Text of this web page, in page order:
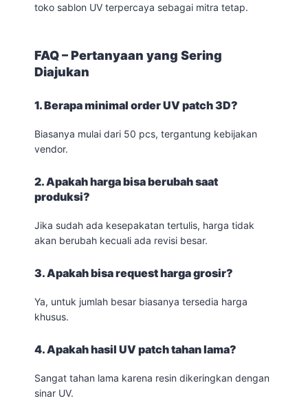
toko sablon UV terpercaya sebagai mitra tetap.
FAQ – Pertanyaan yang Sering
Diajukan
1. Berapa minimal order UV patch 3D?
Biasanya mulai dari 50 pcs, tergantung kebijakan
vendor.
2. Apakah harga bisa berubah saat
produksi?
Jika sudah ada kesepakatan tertulis, harga tidak
akan berubah kecuali ada revisi besar.
3. Apakah bisa request harga grosir?
Ya, untuk jumlah besar biasanya tersedia harga
khusus.
4. Apakah hasil UV patch tahan lama?
Sangat tahan lama karena resin dikeringkan dengan
sinar UV.